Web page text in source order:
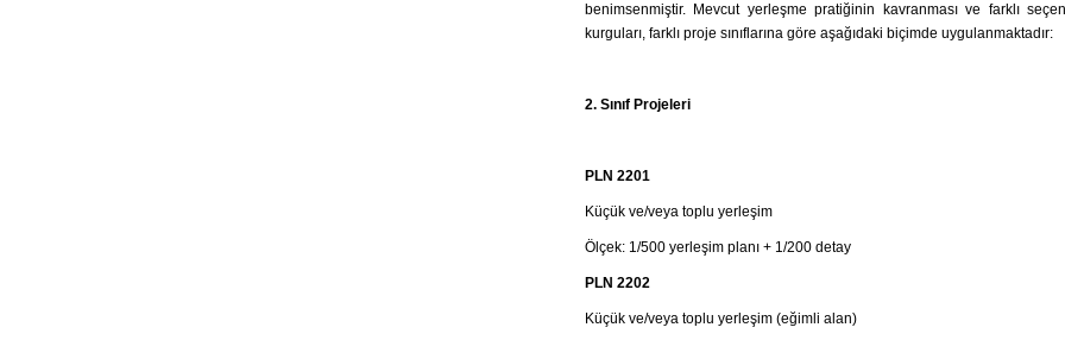
benimsenmiştir. Mevcut yerleşme pratiğinin kavranması ve farklı
kurguları, farklı proje sınıflarına göre aşağıdaki biçimde uygulanmaktadır:
2. Sınıf Projeleri
PLN 2201
Küçük ve/veya toplu yerleşim
Ölçek: 1/500 yerleşim planı + 1/200 detay
PLN 2202
Küçük ve/veya toplu yerleşim (eğimli alan)